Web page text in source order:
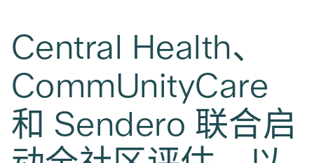
Central Health、
CommUnityCare
和 Sendero 联合启